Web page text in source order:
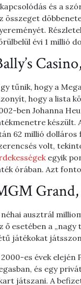
és a
összeget
évi 1 millió
tűnik, hogy a
hogy a lista
ben Johanna
készült.
62 millió
volt,
egyik
órában. Azt
Grand,
néhai ausztrál
ő esetében a
játékokat
2000-es évek elején
és egy
játszani. A